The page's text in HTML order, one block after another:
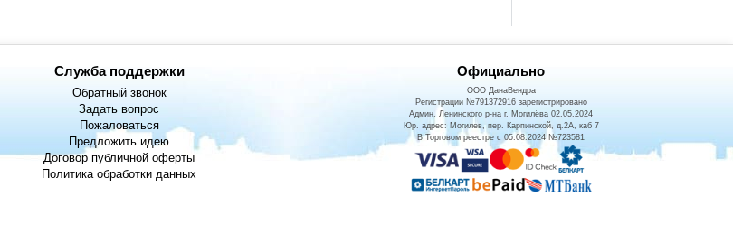
Служба поддержки
Обратный звонок
Задать вопрос
Пожаловаться
Предложить идею
Договор публичной оферты
Политика обработки данных
Официально
ООО ДанаВендра
Регистрации №791372916 зарегистрировано
Админ. Ленинского р-на г. Могилёва 02.05.2024
Юр. адрес: Могилев, пер. Карпинской, д.2А, каб 7
В Торговом реестре с 05.08.2024 №723581